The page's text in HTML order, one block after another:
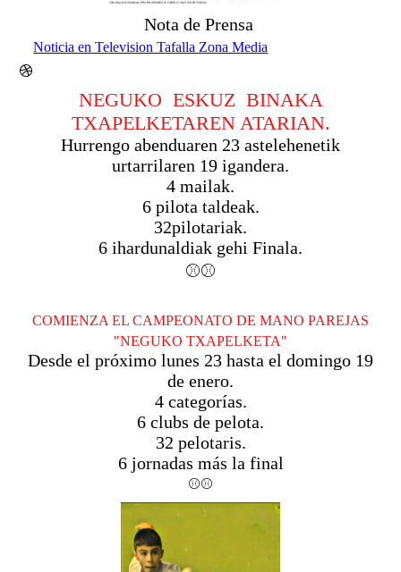
Nota de Prensa
Noticia en Television Tafalla Zona Media
NEGUKO ESKUZBINAKA
TXAPELKETAREN ATARIAN.
Hurrengo abenduaren 23 astelehenetik
urtarrilaren 19 igandera.
4 mailak.
6 pilota taldeak.
32pilotariak.
6 ihardunaldiak gehi Finala.
⚾⚾
COMIENZA EL CAMPEONATO DE MANO PAREJAS
"NEGUKO TXAPELKETA"
Desde el próximo lunes 23 hasta el domingo 19
de enero.
4 categorías.
6 clubs de pelota.
32 pelotaris.
6 jornadas más la final
⚾⚾